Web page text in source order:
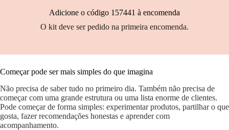
Adicione o código 157441 à encomenda
O kit deve ser pedido na primeira encomenda.
Começar pode ser mais simples do que imagina
Não precisa de saber tudo no primeiro dia. Também não precisa de
começar com uma grande estrutura ou uma lista enorme de clientes.
Pode começar de forma simples: experimentar produtos, partilhar o que
gosta, fazer recomendações honestas e aprender com
acompanhamento.